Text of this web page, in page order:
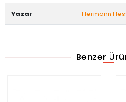
Yazar Hermann
Benzer